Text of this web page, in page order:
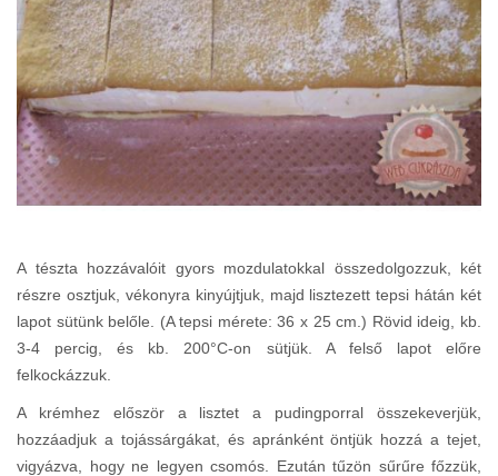
A tészta hozzávalóit gyors mozdulatokkal összedolgozzuk, két
részre osztjuk, vékonyra kinyújtjuk, majd lisztezett tepsi hátán két
lapot sütünk belőle. (A tepsi mérete: 36 x 25 cm.) Rövid ideig, kb.
3-4 percig, és kb. 200°C-on sütjük. A felső lapot előre
felkockázzuk.
A krémhez először a lisztet a pudingporral összekeverjük,
hozzáadjuk a tojássárgákat, és apránként öntjük hozzá a tejet,
vigyázva, hogy ne legyen csomós. Ezután tűzön sűrűre főzzük,